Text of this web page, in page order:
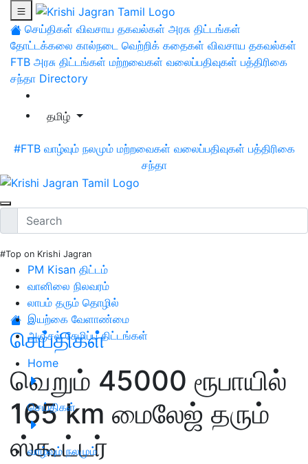
செய்திகள் விவசாய தகவல்கள் அரசு திட்டங்கள்
தோட்டக்கலை கால்நடை வெற்றிக் கதைகள் விவசாய தகவல்கள்
FTB அரசு திட்டங்கள் மற்றவைகள் வலைப்பதிவுகள் பத்திரிகை
சந்தா Directory
தமிழ்
#FTB வாழ்வும் நலமும் மற்றவைகள் வலைப்பதிவுகள் பத்திரிகை
சந்தா
#Top on Krishi Jagran
PM Kisan திட்டம்
வானிலை நிலவரம்
லாபம் தரும் தொழில்
இயற்கை வேளாண்மை
அஞ்சல் சேமிப்பு திட்டங்கள்
Home
செய்திகள்
வாழ்வும் நலமும்
செய்திகள்
வெறும் 45000 ரூபாயில்
165 km மைலேஜ் தரும்
ஸ்கூட்டர்